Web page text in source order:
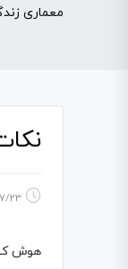
معماری
23